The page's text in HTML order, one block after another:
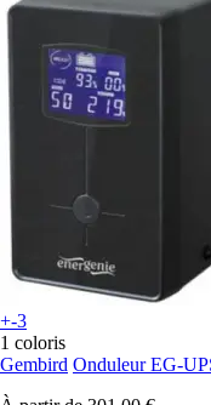
+-3
1 coloris
Gembird Onduleur EG-